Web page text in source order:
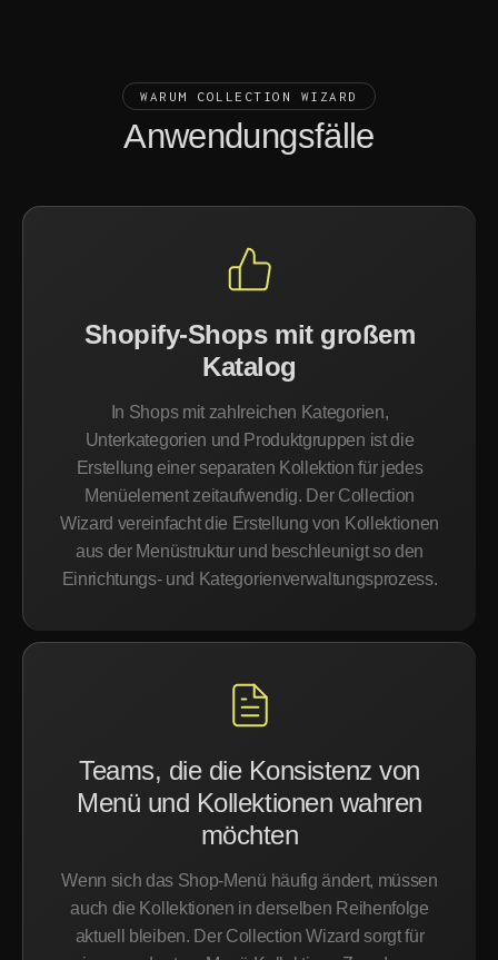
WARUM COLLECTION WIZARD
Anwendungsfälle
Shopify-Shops mit großem
Katalog
In Shops mit zahlreichen Kategorien,
Unterkategorien und Produktgruppen ist die
Erstellung einer separaten Kollektion für jedes
Menüelement zeitaufwendig. Der Collection
Wizard vereinfacht die Erstellung von Kollektionen
aus der Menüstruktur und beschleunigt so den
Einrichtungs- und Kategorienverwaltungsprozess.
Teams, die die Konsistenz von
Menü und Kollektionen wahren
möchten
Wenn sich das Shop-Menü häufig ändert, müssen
auch die Kollektionen in derselben Reihenfolge
aktuell bleiben. Der Collection Wizard sorgt für